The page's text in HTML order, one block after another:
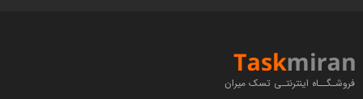
سال ۲۰۲۶
فروشـگــاه اینترنتـی تسک میران